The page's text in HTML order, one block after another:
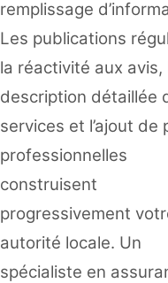
remplissage
Les publications
la réactivité aux avis,
description détaillée
services et l’ajout de
professionnelles
construisent
progressivement
autorité locale. Un
spécialiste en